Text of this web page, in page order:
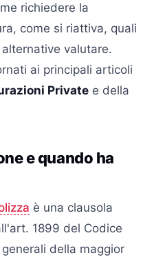
richiedere la
come si riattiva, quali
valutare.
ai principali articoli
Private e della
e quando ha
è una clausola
1899 del Codice
della maggior